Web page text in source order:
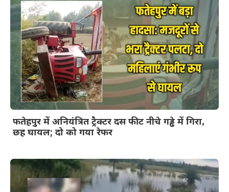
फतेहपुर में अनियंत्रित ट्रैक्टर दस फीट नीचे गड्ढे में गिरा,
छह घायल; दो को गया रेफर